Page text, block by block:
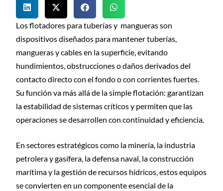
Los flotadores para tuberías y mangueras son
dispositivos diseñados para mantener tuberías,
mangueras y cables en la superficie, evitando
hundimientos, obstrucciones o daños derivados del
contacto directo con el fondo o con corrientes fuertes.
Su función va más allá de la simple flotación: garantizan
la estabilidad de sistemas críticos y permiten que las
operaciones se desarrollen con continuidad y eficiencia.
En sectores estratégicos como la minería, la industria
petrolera y gasífera, la defensa naval, la construcción
marítima y la gestión de recursos hídricos, estos equipos
se convierten en un componente esencial de la